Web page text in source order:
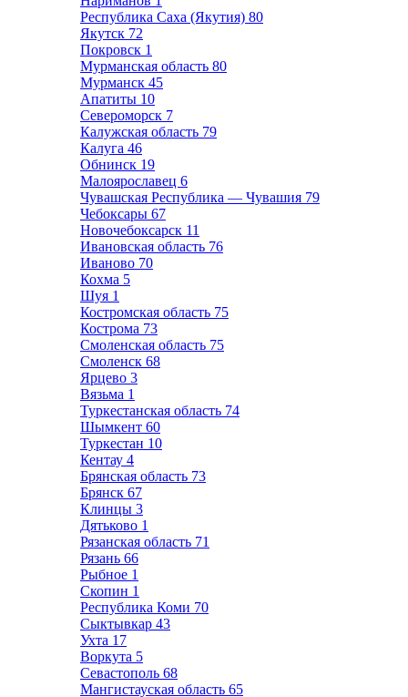
Республика Саха (Якутия) 80
Якутск 72
Покровск 1
Мурманская область 80
Мурманск 45
Апатиты 10
Североморск 7
Калужская область 79
Калуга 46
Обнинск 19
Малоярославец 6
Чувашская Республика — Чувашия 79
Чебоксары 67
Новочебоксарск 11
Ивановская область 76
Иваново 70
Кохма 5
Шуя 1
Костромская область 75
Кострома 73
Смоленская область 75
Смоленск 68
Ярцево 3
Вязьма 1
Туркестанская область 74
Шымкент 60
Туркестан 10
Кентау 4
Брянская область 73
Брянск 67
Клинцы 3
Дятьково 1
Рязанская область 71
Рязань 66
Рыбное 1
Скопин 1
Республика Коми 70
Сыктывкар 43
Ухта 17
Воркута 5
Севастополь 68
Мангистауская область 65